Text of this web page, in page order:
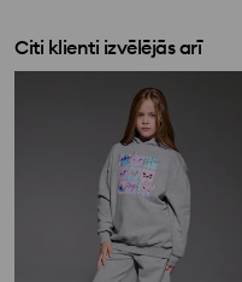
Citi klienti izvēlējās arī